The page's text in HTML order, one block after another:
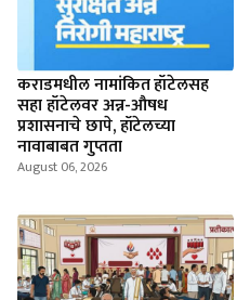
कराडमधील नामांकित हॉटेलसह
सहा हॉटेलवर अन्न-औषध
प्रशासनाचे छापे, हॉटेलच्या
नावाबाबत गुप्तता
August 06, 2026